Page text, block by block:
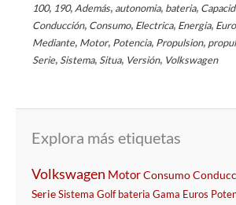
100, 190,Además, autonomia, bateria,
Conducción, Consumo, Electrica, Energia,
Mediante, Motor, Potencia, Propulsion,
Serie, Sistema, Situa, Versión, Volkswagen
Explora más etiquetas
Volkswagen MotorConsumo
SerieSistema Golf bateria Gama Euros